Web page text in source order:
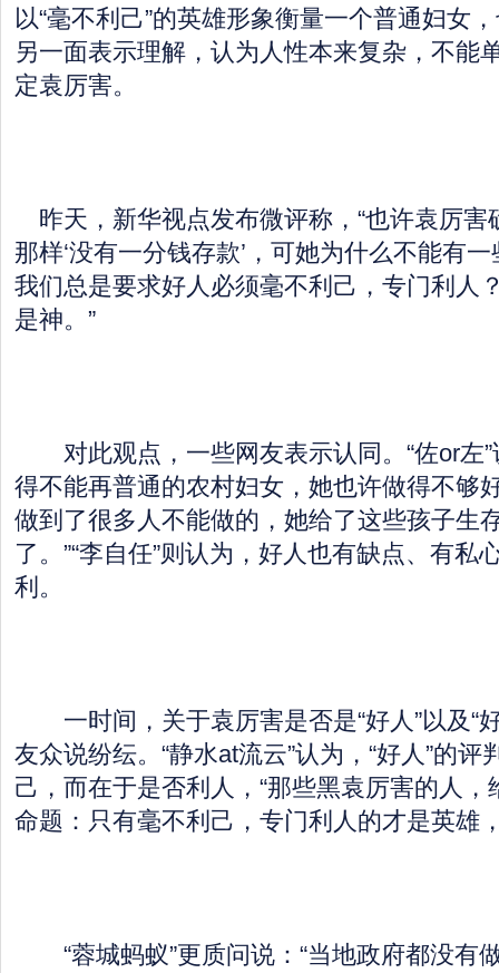
以“毫不利己”的英雄形象衡量一个普通妇女
另一面表示理解，认为人性本来复杂，不能
定袁厉害。
昨天，新华视点发布微评称，“也许袁厉害
那样‘没有一分钱存款’，可她为什么不能有
我们总是要求好人必须毫不利己，专门利人
是神。”
对此观点，一些网友表示认同。“佐or左”
得不能再普通的农村妇女，她也许做得不够
做到了很多人不能做的，她给了这些孩子生
了。”“李自任”则认为，好人也有缺点、有私
利。
一时间，关于袁厉害是否是“好人”以及“
友众说纷纭。“静水at流云”认为，“好人”的
己，而在于是否利人，“那些黑袁厉害的人
命题：只有毫不利己，专门利人的才是英雄
“蓉城蚂蚁”更质问说：“当地政府都没有